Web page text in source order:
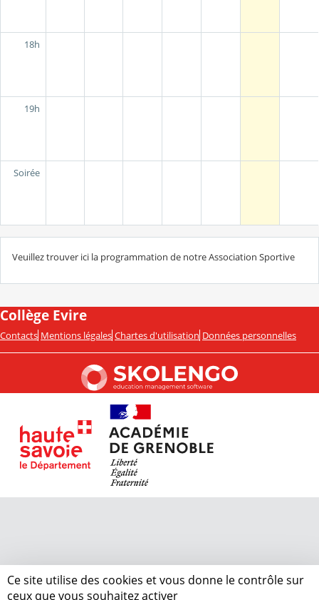
18h
19h
Soirée
Veuillez trouver ici la programmation de notre Association Sportive
Collège Evire
Contacts Mentions légales Chartes d'utilisation Données personnelles
Ce site utilise des cookies et vous donne le contrôle sur
ceux que vous souhaitez activer